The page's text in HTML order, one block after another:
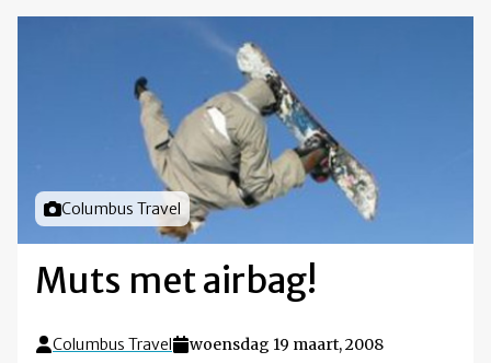
Foto door
Columbus Travel
Muts met airbag!
Columbus Travel
woensdag 19 maart, 2008